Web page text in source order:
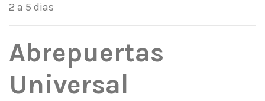
2 a 5 dias
Abrepuertas
Universal